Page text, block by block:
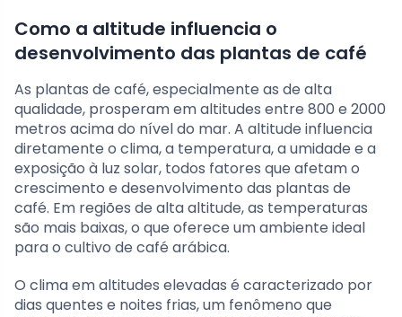
Como a altitude influencia o
desenvolvimento das plantas de café
As plantas de café, especialmente as de alta
qualidade, prosperam em altitudes entre 800 e 2000
metros acima do nível do mar. A altitude influencia
diretamente o clima, a temperatura, a umidade e a
exposição à luz solar, todos fatores que afetam o
crescimento e desenvolvimento das plantas de
café. Em regiões de alta altitude, as temperaturas
são mais baixas, o que oferece um ambiente ideal
para o cultivo de café arábica.
O clima em altitudes elevadas é caracterizado por
dias quentes e noites frias, um fenômeno que